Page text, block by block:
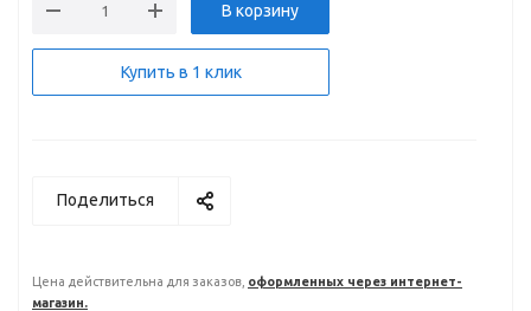
В корзину
Купить в 1 клик
Поделиться
Цена действительна для заказов, оформленных через интернет-
магазин.